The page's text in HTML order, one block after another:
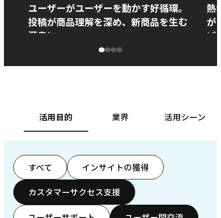
ユーザーがユーザーを動かす好循環。
投稿が商品理解を深め、新商品を生む
源泉に
熱
が
ぱ
活用目的 業界 活用シーン
すべて インサイトの獲得
カスタマーサクセス支援